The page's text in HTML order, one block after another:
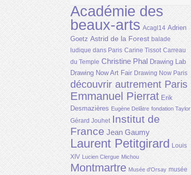
Académie des
beaux-arts Acagl14 Adrien
Goetz Astrid de la Forest balade
ludique dans Paris Carine Tissot Carreau
du Temple Christine Phal Drawing Lab
Drawing Now Art Fair Drawing Now Paris
découvrir autrement Paris
Emmanuel Pierrat Erik
Desmazières Eugène Delâtre fondation Taylor
Gérard Jouhet Institut de
France Jean Gaumy
Laurent Petitgirard Louis
XIV Lucien Clergue Michou
Montmartre Musée d'Orsay musée